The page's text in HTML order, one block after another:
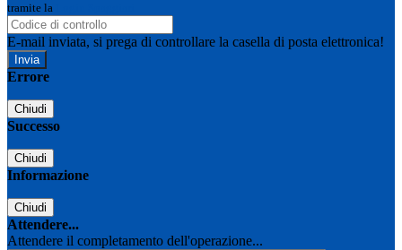
tramite la
E-mail inviata, si prega di controllare la casella di posta elettronica!
Errore
Chiudi
Successo
Chiudi
Informazione
Chiudi
Attendere...
Attendere il completamento dell'operazione...